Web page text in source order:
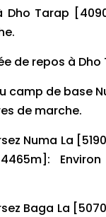
Dho Tarap
de repos à Dho
camp de base
de marche.
Numa La
Baga La